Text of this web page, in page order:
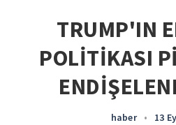
TRUMP'IN
POLİTİKASI
haber • 13